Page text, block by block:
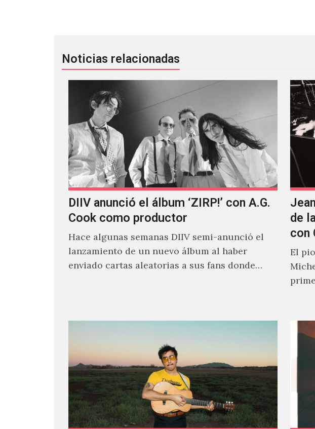
Noticias relacionadas
DIIV anunció el álbum ‘ZIRP!’ con A.G.
Cook como productor
Hace algunas semanas DIIV semi-anunció el
lanzamiento de un nuevo álbum al haber
enviado cartas aleatorias a sus fans donde
de
con
El